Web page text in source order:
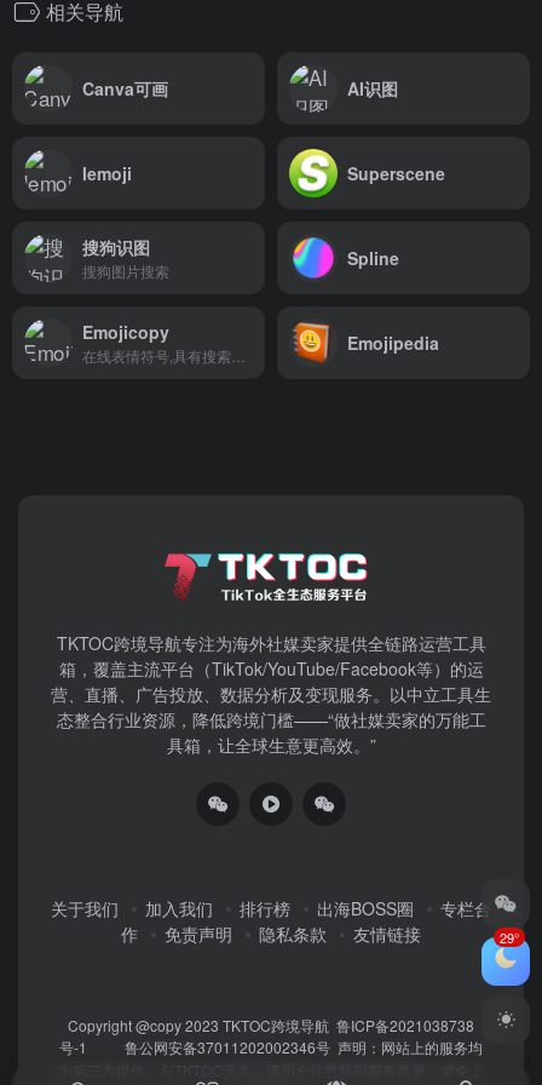
相关导航
Canva可画 AI识图
Iemoji Superscene
搜狗识图
搜狗图片搜索
Spline
Emojicopy Emojipedia
TKTOC跨境导航​专注为海外社媒卖家提供全链路运营工具
箱，覆盖主流平台（TikTok/YouTube/Facebook等）​的运
营、直播、广告投放、数据分析及变现服务。以中立工具生
态整合行业资源，降低跨境门槛——“做社媒卖家的万能工
具箱，让全球生意更高效。”
关于我们 加入我们 排行榜 出海BOSS圈
专栏合
作
免责声明 隐私条款 友情链接
Copyright @copy 2023 TKTOC跨境导航 鲁ICP备2021038738
号-1
鲁公网安备37011202002346号 声明：网站上的服务均
29°